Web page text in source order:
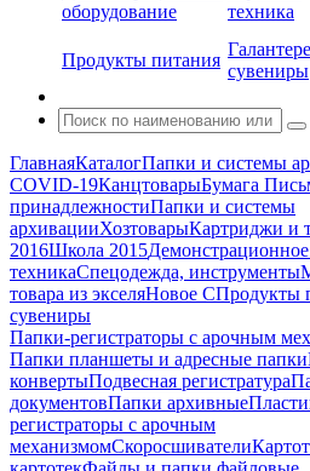
оборудование
техника
Продукты питания
сувениры
ГлавнаяКаталогПапки и системы
COVID-19КанцтоварыБумага
принадлежностиПапки и системы
архивацииХозтоварыКартриджи и
2016Школа 2015
техникаСпецодежда, инструменты
товара из экселяНовое СПродукты
сувениры
Папки-регистраторы с арочным
Папки планшеты и адресные папки
конвертыПодвесная регистратура
документовПапки архивные
регистраторы с арочным
механизмомСкоросшиватели